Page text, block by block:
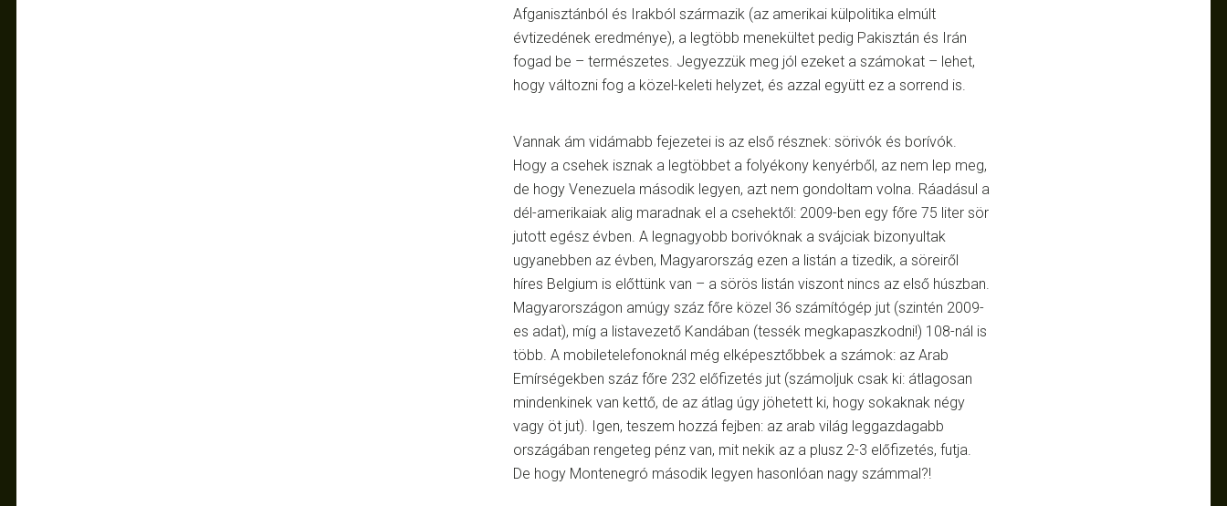
Afganisztánból és Irakból származik (az amerikai külpolitika elmúlt
évtizedének eredménye), a legtöbb menekültet pedig Pakisztán és Irán
fogad be – természetes. Jegyezzük meg jól ezeket a számokat – lehet,
hogy változni fog a közel-keleti helyzet, és azzal együtt ez a sorrend is.
Vannak ám vidámabb fejezetei is az első résznek: sörivók és borívók.
Hogy a csehek isznak a legtöbbet a folyékony kenyérből, az nem lep meg,
de hogy Venezuela második legyen, azt nem gondoltam volna. Ráadásul a
dél-amerikaiak alig maradnak el a csehektől: 2009-ben egy főre 75 liter sör
jutott egész évben. A legnagyobb borivóknak a svájciak bizonyultak
ugyanebben az évben, Magyarország ezen a listán a tizedik, a söreiről
híres Belgium is előttünk van – a sörös listán viszont nincs az első húszban.
Magyarországon amúgy száz főre közel 36 számítógép jut (szintén 2009-
es adat), míg a listavezető Kandában (tessék megkapaszkodni!) 108-nál is
több. A mobiletelefonoknál még elképesztőbbek a számok: az Arab
Emírségekben száz főre 232 előfizetés jut (számoljuk csak ki: átlagosan
mindenkinek van kettő, de az átlag úgy jöhetett ki, hogy sokaknak négy
vagy öt jut). Igen, teszem hozzá fejben: az arab világ leggazdagabb
országában rengeteg pénz van, mit nekik az a plusz 2-3 előfizetés, futja.
De hogy Montenegró második legyen hasonlóan nagy számmal?!